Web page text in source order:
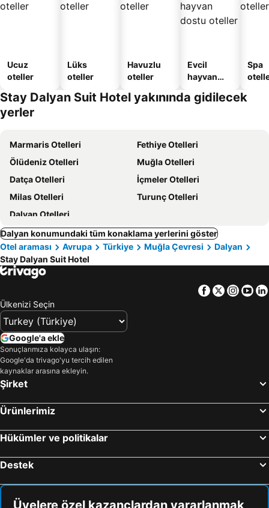
Ucuz
oteller
Lüks
oteller
Havuzlu
oteller
Evcil
hayvan
oteller
Spa
Stay Dalyan Suit Hotel yakınında gidilecek
yerler
Marmaris Otelleri
Fethiye Otelleri
Ölüdeniz Otelleri
Muğla Otelleri
Datça Otelleri
İçmeler Otelleri
Milas Otelleri
Turunç Otelleri
Dalyan Otelleri
Dalyan konumundaki tüm konaklama yerlerini göster
Otel araması
Avrupa Türkiye Muğla Çevresi
Dalyan
Stay Dalyan Suit Hotel
Facebook
Twitter
Ülkenizi Seçin
Google'a ekle
Sonuçlarımıza kolayca ulaşın:
Google'da trivago'yu tercih edilen
kaynaklar arasına ekleyin.
Şirket
Ürünlerimiz
Hükümler ve politikalar
Destek
Üyelere özel kazançlardan yararlanmak